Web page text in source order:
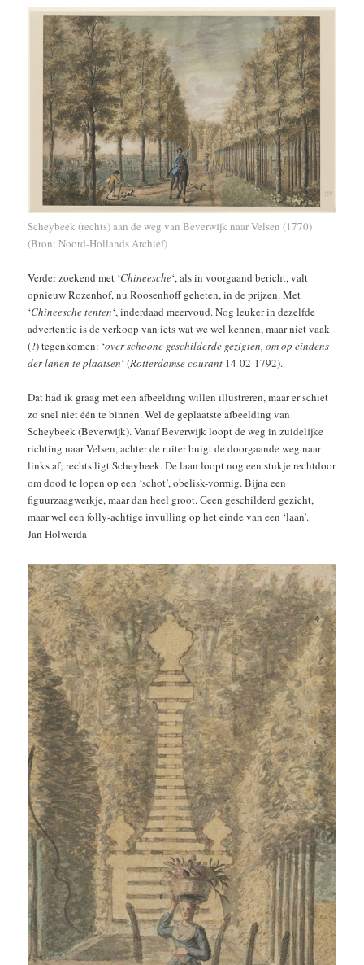
Scheybeek (rechts) aan de weg van Beverwijk naar Velsen (1770)
(Bron: Noord-Hollands Archief)
Verder zoekend met ‘Chineesche‘, als in voorgaand bericht, valt
opnieuw Rozenhof, nu Roosenhoff geheten, in de prijzen. Met
‘Chineesche tenten‘, inderdaad meervoud. Nog leuker in dezelfde
advertentie is de verkoop van iets wat we wel kennen, maar niet vaak
(?) tegenkomen: ‘over schoone geschilderde gezigten, om op eindens
der lanen te plaatsen‘ (Rotterdamse courant 14-02-1792).
Dat had ik graag met een afbeelding willen illustreren, maar er schiet
zo snel niet één te binnen. Wel de geplaatste afbeelding van
Scheybeek (Beverwijk). Vanaf Beverwijk loopt de weg in zuidelijke
richting naar Velsen, achter de ruiter buigt de doorgaande weg naar
links af; rechts ligt Scheybeek. De laan loopt nog een stukje rechtdoor
om dood te lopen op een ‘schot’, obelisk-vormig. Bijna een
figuurzaagwerkje, maar dan heel groot. Geen geschilderd gezicht,
maar wel een folly-achtige invulling op het einde van een ‘laan’.
Jan Holwerda